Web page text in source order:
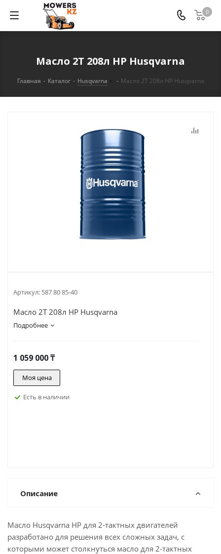
0
Масло 2Т 208л HP Husqvarna
Главная - Каталог - Husqvarna - Масло 2Т 208л HP Husqvarna
Артикул: 587 80 85-40
Масло 2Т 208л HP Husqvarna
Подробнее
1 059 000₸
Моя цена
Есть в наличии
Описание
Масло Husqvarna HP для 2-тактных двигателей
разработано для решения всех сложных задач, с
которыми может столкнуться масло для 2-тактных